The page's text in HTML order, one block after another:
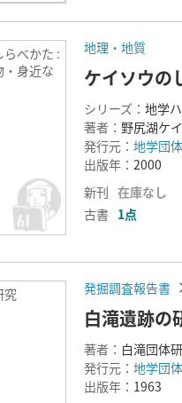
べかた :
・身近な
地理・地質
ケイソウの
シリーズ： 地学
著者： 野尻湖ケ
発行元： 地学団
出版年： 2000
新刊 在庫なし
古書 1点
究 発掘調査報告書
白滝遺跡の
著者： 白滝団体
発行元： 地学団
出版年： 1963